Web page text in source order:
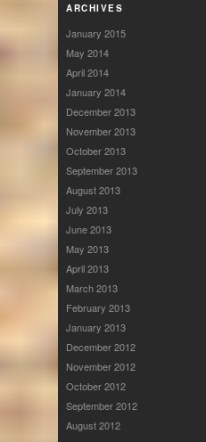
ARCHIVES
January 2015
May 2014
April 2014
January 2014
December 2013
November 2013
October 2013
September 2013
August 2013
July 2013
June 2013
May 2013
April 2013
March 2013
February 2013
January 2013
December 2012
November 2012
October 2012
September 2012
August 2012